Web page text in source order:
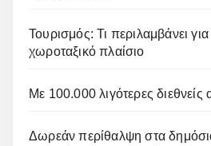
Τουρισμός: Τι περιλαμβάνει
χωροταξικό πλαίσιο
Με 100.000 λιγότερες διεθνείς
Δωρεάν περίθαλψη στα